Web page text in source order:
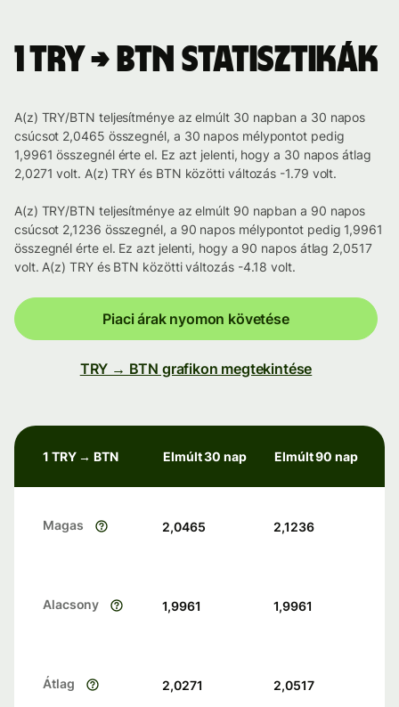
1 TRY → BTN statisztikák
A(z) TRY/BTN teljesítménye az elmúlt 30 napban a 30 napos
csúcsot 2,0465 összegnél, a 30 napos mélypontot pedig
1,9961 összegnél érte el. Ez azt jelenti, hogy a 30 napos átlag
2,0271 volt. A(z) TRY és BTN közötti változás -1.79 volt.
A(z) TRY/BTN teljesítménye az elmúlt 90 napban a 90 napos
csúcsot 2,1236 összegnél, a 90 napos mélypontot pedig 1,9961
összegnél érte el. Ez azt jelenti, hogy a 90 napos átlag 2,0517
volt. A(z) TRY és BTN közötti változás -4.18 volt.
Piaci árak nyomon követése
TRY → BTN grafikon megtekintése
1 TRY → BTN Elmúlt 30 nap Elmúlt 90 nap
Magas 2,0465 2,1236
Alacsony 1,9961 1,9961
Átlag 2,0271 2,0517